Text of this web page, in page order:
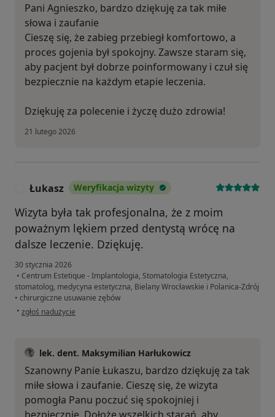
Pani Agnieszko, bardzo dziękuję za tak miłe
słowa i zaufanie
Cieszę się, że zabieg przebiegł komfortowo, a
proces gojenia był spokojny. Zawsze staram się,
aby pacjent był dobrze poinformowany i czuł się
bezpiecznie na każdym etapie leczenia.
Dziękuję za polecenie i życzę dużo zdrowia!
21 lutego 2026
Łukasz Weryfikacja wizyty
Wizyta była tak profesjonalna, że z moim
poważnym lękiem przed dentystą wrócę na
dalsze leczenie. Dziękuję.
30 stycznia 2026
• Centrum Estetique - Implantologia, Stomatologia Estetyczna,
stomatolog, medycyna estetyczna, Bielany Wrocławskie i Polanica-Zdrój
• chirurgiczne usuwanie zębów
• w opinii użytkownika Łukasz
zgłoś nadużycie
lek. dent. Maksymilian Harłukowicz
Szanowny Panie Łukaszu, bardzo dziękuję za tak
miłe słowa i zaufanie. Cieszę się, że wizyta
pomogła Panu poczuć się spokojniej i
bezpiecznie. Dołożę wszelkich starań, aby